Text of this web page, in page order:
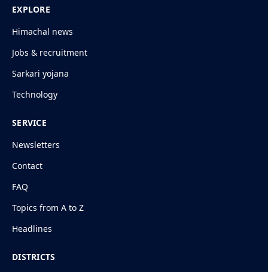
EXPLORE
Himachal news
Jobs & recruitment
Sarkari yojana
Technology
SERVICE
Newsletters
Contact
FAQ
Topics from A to Z
Headlines
DISTRICTS